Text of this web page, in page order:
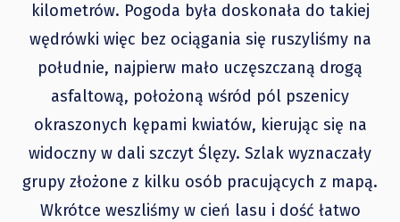
kilometrów. Pogoda była doskonała do takiej
wędrówki więc bez ociągania się ruszyliśmy na
południe, najpierw mało uczęszczaną drogą
asfaltową, położoną wśród pól pszenicy
okraszonych kępami kwiatów, kierując się na
widoczny w dali szczyt Ślęzy. Szlak wyznaczały
grupy złożone z kilku osób pracujących z mapą.
Wkrótce weszliśmy w cień lasu i dość łatwo